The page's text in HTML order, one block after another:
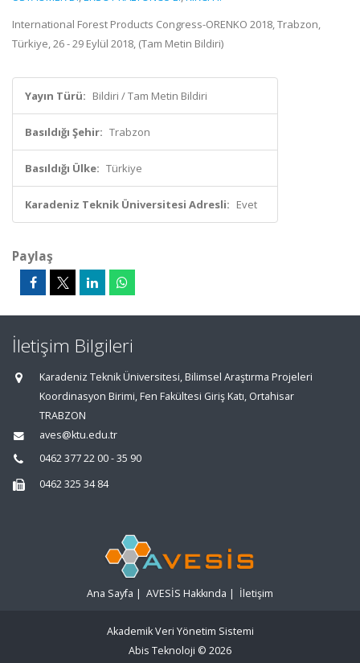
International Forest Products Congress-ORENKO 2018, Trabzon,
Türkiye, 26 - 29 Eylül 2018, (Tam Metin Bildiri)
Yayın Türü: Bildiri / Tam Metin Bildiri
Basıldığı Şehir: Trabzon
Basıldığı Ülke: Türkiye
Karadeniz Teknik Üniversitesi Adresli: Evet
Paylaş
İletişim Bilgileri
Karadeniz Teknik Üniversitesi, Bilimsel Araştırma Projeleri
Koordinasyon Birimi, Fen Fakültesi Giriş Katı, Ortahisar
TRABZON
aves@ktu.edu.tr
0462 377 22 00 - 35 90
0462 325 34 84
Ana Sayfa | AVESİS Hakkında | İletişim
Akademik Veri Yönetim Sistemi
Abis Teknoloji © 2026